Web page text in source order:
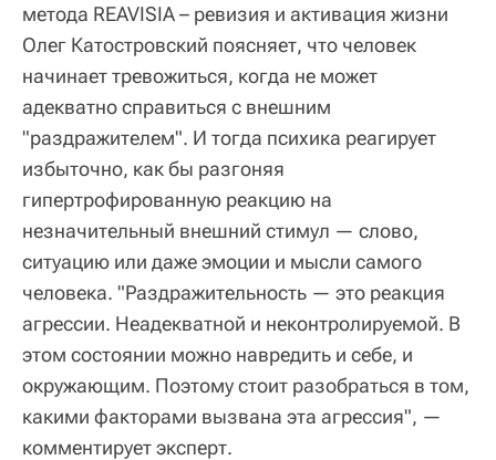
метода REAVISIA – ревизия и активация жизни
Олег Катостровский поясняет, что человек
начинает тревожиться, когда не может
адекватно справиться с внешним
"раздражителем". И тогда психика реагирует
избыточно, как бы разгоняя
гипертрофированную реакцию на
незначительный внешний стимул — слово,
ситуацию или даже эмоции и мысли самого
человека. "Раздражительность — это реакция
агрессии. Неадекватной и неконтролируемой. В
этом состоянии можно навредить и себе, и
окружающим. Поэтому стоит разобраться в том,
какими факторами вызвана эта агрессия", —
комментирует эксперт.